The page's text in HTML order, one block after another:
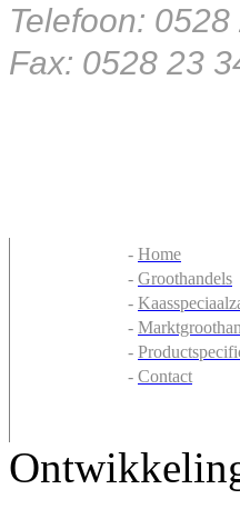
Telefoon:
Fax: 0528 23
- Home
- Groothandels
-
-
-
- Contact